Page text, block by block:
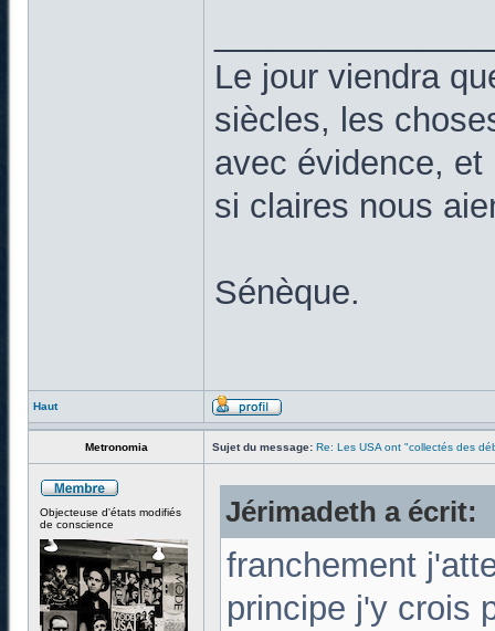
Le jour viendra
siècles, les
avec évidence,
si claires nous
Sénèque.
Haut
Metronomia Sujet du message: Re: Les USA ont "collectés des
Objecteuse d'états modifiés
de conscience
Jérimadeth a écrit:
franchement
principe j'y crois